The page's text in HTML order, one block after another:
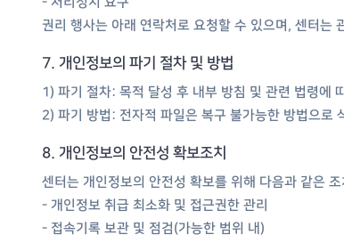
권리 행사는 아래 연락처로 요청할 수 있으며, 센터는
7. 개인정보의 파기 절차 및 방법
1) 파기 절차: 목적 달성 후 내부 방침 및 관련 법령에
2) 파기 방법: 전자적 파일은 복구 불가능한 방법으로
8. 개인정보의 안전성 확보조치
센터는 개인정보의 안전성 확보를 위해 다음과 같은
- 개인정보 취급 최소화 및 접근권한 관리
- 접속기록 보관 및 점검(가능한 범위 내)